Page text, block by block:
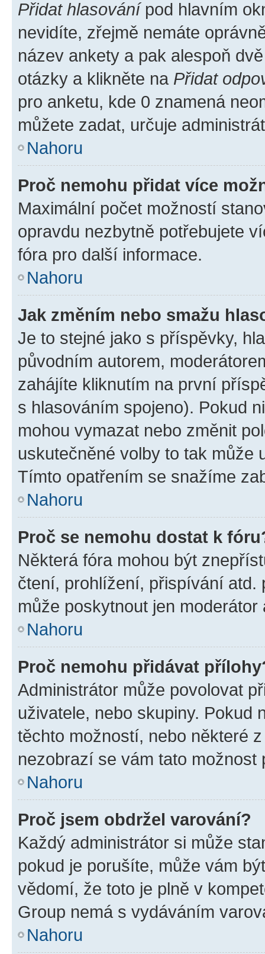
Přidat hlasovánípod hlavním
nevidíte, zřejmě nemáte
název ankety a pak alespoň
otázky a klikněte na Přidat
pro anketu, kde 0 znamená
můžete zadat, určuje
Nahoru
Proč nemohu přidat více
Maximální počet možností
opravdu nezbytně potřebujete
fóra pro další informace.
Nahoru
Jak změním nebo smažu
Je to stejné jako s příspěvky,
původním autorem,
zahájíte kliknutím na první
s hlasováním spojeno). Pokud
mohou vymazat nebo změnit
uskutečněné volby to tak může
Tímto opatřením se snažíme
Nahoru
Proč se nemohu dostat k
Některá fóra mohou být
čtení, prohlížení, přispívání atd.
může poskytnout jen
Nahoru
Proč nemohu přidávat
Administrátor může povolovat
uživatele, nebo skupiny. Pokud
těchto možností, nebo některé
nezobrazí se vám tato
Nahoru
Proč jsem obdržel varování?
Každý administrátor si může
pokud je porušíte, může vám
vědomí, že toto je plně v
Group nemá s vydáváním
Nahoru